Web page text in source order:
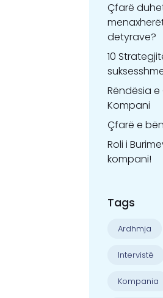
Çfarë
detyrave?
10
Rëndësia
Kompani
Çfarë e
Roli i
kompani!
Tags
Ardhmja
Intervistë
Kompania